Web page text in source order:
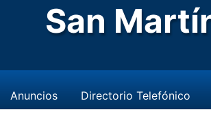
San
Anuncios Directorio Telefónico